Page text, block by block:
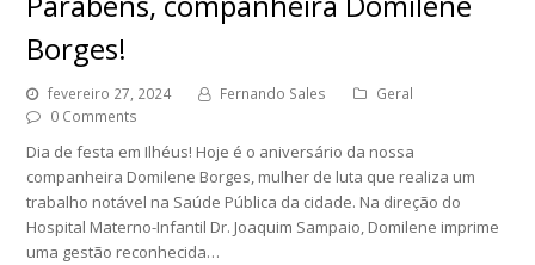
Borges!
fevereiro 27, 2024 Fernando Sales
Geral
0 Comments
Dia de festa em Ilhéus! Hoje é o aniversário da nossa
companheira Domilene Borges, mulher de luta que realiza um
trabalho notável na Saúde Pública da cidade. Na direção do
Hospital Materno-Infantil Dr. Joaquim Sampaio, Domilene imprime
uma gestão reconhecida…